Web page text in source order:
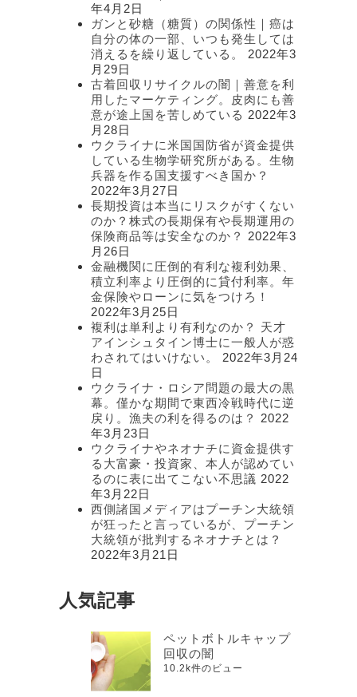
年4月2日
ガンと砂糖（糖質）の関係性｜癌は
自分の体の一部、いつも発生しては
消えるを繰り返している。
2022年3
月29日
古着回収リサイクルの闇｜善意を利
用したマーケティング。皮肉にも善
意が途上国を苦しめている 2022年3
月28日
ウクライナに米国国防省が資金提供
している生物学研究所がある。生物
兵器を作る国支援すべき国か？
2022年3月27日
長期投資は本当にリスクがすくない
のか？株式の長期保有や長期運用の
保険商品等は安全なのか？
2022年3
月26日
金融機関に圧倒的有利な複利効果、
積立利率より圧倒的に貸付利率。年
金保険やローンに気をつけろ！
2022年3月25日
複利は単利より有利なのか？ 天才
アインシュタイン博士に一般人が惑
わされてはいけない。
2022年3月24
日
ウクライナ・ロシア問題の最大の黒
幕。僅かな期間で東西冷戦時代に逆
戻り。漁夫の利を得るのは？
2022
年3月23日
ウクライナやネオナチに資金提供す
る大富豪・投資家、本人が認めてい
るのに表に出てこない不思議 2022
年3月22日
西側諸国メディアはプーチン大統領
が狂ったと言っているが、プーチン
大統領が批判するネオナチとは？
2022年3月21日
人気記事
ペットボトルキャップ
回収の闇
10.2k件のビュー